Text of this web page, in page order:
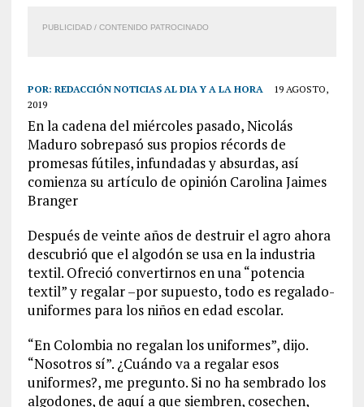
PUBLICIDAD / CONTENIDO PATROCINADO
POR: REDACCIÓN NOTICIAS AL DIA Y A LA HORA
19 AGOSTO,
2019
En la cadena del miércoles pasado, Nicolás
Maduro sobrepasó sus propios récords de
promesas fútiles, infundadas y absurdas, así
comienza su artículo de opinión Carolina Jaimes
Branger
Después de veinte años de destruir el agro ahora
descubrió que el algodón se usa en la industria
textil. Ofreció convertirnos en una “potencia
textil” y regalar –por supuesto, todo es regalado-
uniformes para los niños en edad escolar.
“En Colombia no regalan los uniformes”, dijo.
“Nosotros sí”. ¿Cuándo va a regalar esos
uniformes?, me pregunto. Si no ha sembrado los
algodones, de aquí a que siembren, cosechen,